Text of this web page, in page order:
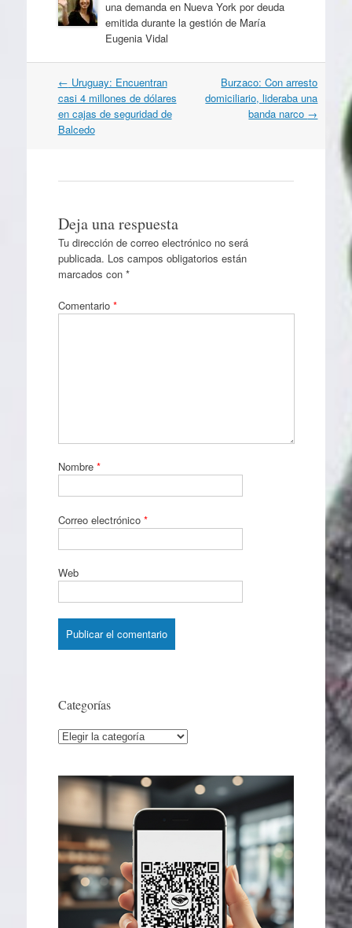
una demanda en Nueva York por deuda
emitida durante la gestión de María
Eugenia Vidal
Navegación
por
artículos
← Uruguay: Encuentran
casi 4 millones de dólares
en cajas de seguridad de
Balcedo
Burzaco: Con arresto
domiciliario, lideraba una
banda narco →
Deja una respuesta
Tu dirección de correo electrónico no será
publicada. Los campos obligatorios están
marcados con *
Comentario *
Nombre *
Correo electrónico *
Web
Categorías
Categorías